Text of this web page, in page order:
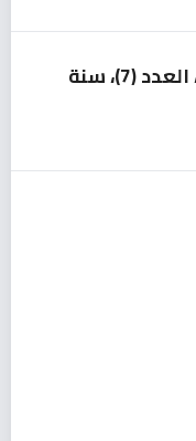
مجلة روافد المعرفة، المجلد (4)، العدد (7)، سنة